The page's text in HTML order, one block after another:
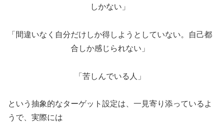
しかない」
「間違いなく自分だけしか得しようとしていない。自己都
合しか感じられない」
「苦しんでいる人」
という抽象的なターゲット設定は、一見寄り添っているよ
うで、実際には